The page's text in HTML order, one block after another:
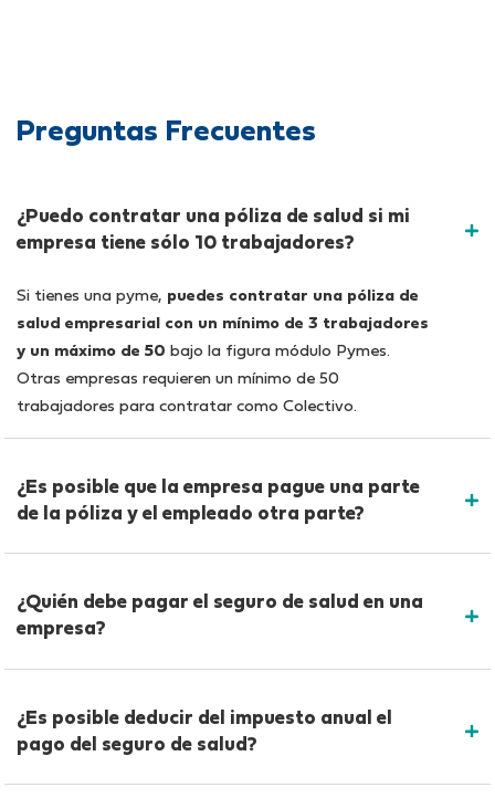
Preguntas Frecuentes
¿Puedo contratar una póliza de salud si mi
empresa tiene sólo 10 trabajadores?
Si tienes una pyme, puedes contratar una póliza de
salud empresarial con un mínimo de 3 trabajadores
y un máximo de 50 bajo la figura módulo Pymes.
Otras empresas requieren un mínimo de 50
trabajadores para contratar como Colectivo.
¿Es posible que la empresa pague una parte
de la póliza y el empleado otra parte?
¿Quién debe pagar el seguro de salud en una
empresa?
¿Es posible deducir del impuesto anual el
pago del seguro de salud?